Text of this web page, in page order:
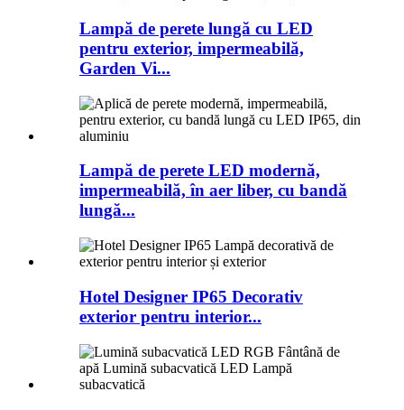
Lampă de perete lungă cu LED
pentru exterior, impermeabilă,
Garden Vi...
Lampă de perete LED modernă,
impermeabilă, în aer liber, cu bandă
lungă...
Hotel Designer IP65 Decorativ
exterior pentru interior...